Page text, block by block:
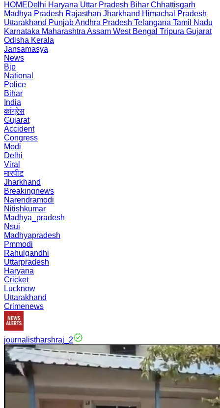
HOMEDelhi Haryana Uttar Pradesh Bihar Chhattisgarh
Madhya Pradesh Rajasthan Jharkhand Himachal Pradesh
Uttarakhand PunjabAndhra Pradesh Telangana Tamil Nadu
Karnataka Maharashtra Assam West Bengal Tripura Gujarat
Odisha Kerala
Jansamasya
News
Bjp
National
Police
Bihar
India
कांग्रेस
Gujarat
Accident
Congress
Modi
Delhi
Viral
मारपीट
Jharkhand
Breakingnews
Narendramodi
Nitishkumar
Madhya_pradesh
Nsui
Madhyapradesh
Pmmodi
Rahulgandhi
Uttarpradesh
Haryana
Cricket
Lucknow
Uttarakhand
Crimenews
journalistharshraj_2